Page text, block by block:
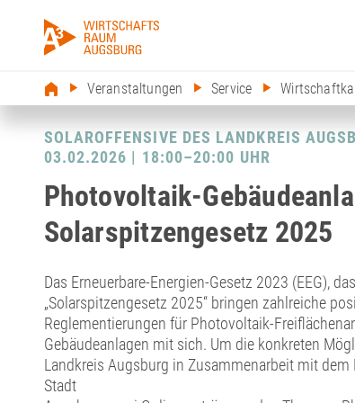
Veranstaltungen Service
SOLAROFFENSIVE DES LANDKREIS
03.02.2026 | 18:00–20:00 UHR
Photovoltaik-
Solarspitzengesetz 2025
Das Erneuerbare-Energien-Gesetz 2023 (EEG),
„Solarspitzengesetz 2025“ bringen zahlreiche
Reglementierungen für Photovoltaik-
Gebäudeanlagen mit sich. Um die konkreten
Landkreis Augsburg in Zusammenarbeit mit
Stadt